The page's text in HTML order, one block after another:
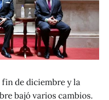
fin de diciembre y la
bajó varios cambios.